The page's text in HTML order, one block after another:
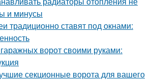
и минусы
традиционно ставят под окнами:
ворот своими руками:
секционные ворота для вашего